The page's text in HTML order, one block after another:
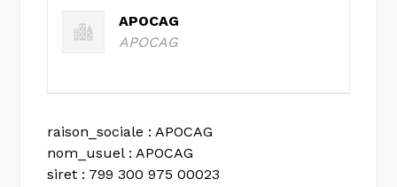
APOCAG
APOCAG
raison_sociale : APOCAG
nom_usuel : APOCAG
siret : 799 300 975 00023